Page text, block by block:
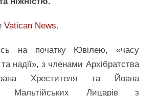
Vatican News.
на початку Ювілею, «часу
надії», з членами Архібратства
Хрестителя та Йоана
Мальтійських Лицарів з